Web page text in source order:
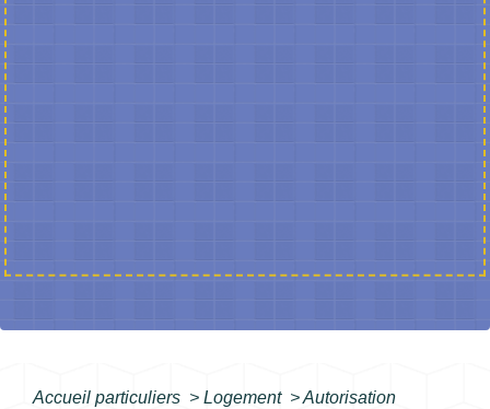
Accueil particuliers > Logement >Autorisation